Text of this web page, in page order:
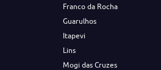
Franco da Rocha
Guarulhos
Itapevi
Lins
Mogi das Cruzes